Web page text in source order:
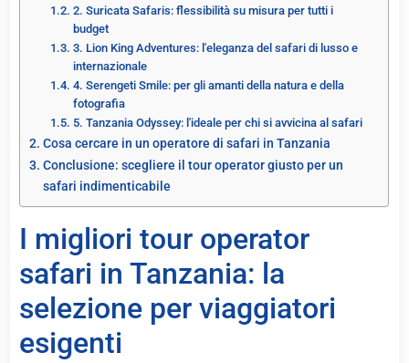
2. Suricata Safaris: flessibilità su misura per tutti i
budget
3. Lion King Adventures: l'eleganza del safari di lusso e
internazionale
4. Serengeti Smile: per gli amanti della natura e della
fotografia
5. Tanzania Odyssey: l'ideale per chi si avvicina al safari
Cosa cercare in un operatore di safari in Tanzania
Conclusione: scegliere il tour operator giusto per un
safari indimenticabile
I migliori tour operator
safari in Tanzania: la
selezione per viaggiatori
esigenti